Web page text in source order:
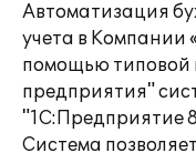
Автоматизация
учета в Компании
помощью типовой
предприятия"
"1С:Предприятие
Система